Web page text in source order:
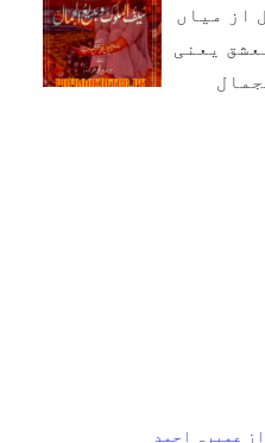
از میاں
یعنی
عمیرہ احمد